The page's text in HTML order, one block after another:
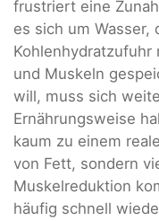
frustriert eine
es sich um Wasser,
Kohlenhydratzufuhr
und Muskeln
will, muss sich
Ernährungsweise
kaum zu einem
von Fett, sondern
Muskelreduktion
häufig schnell